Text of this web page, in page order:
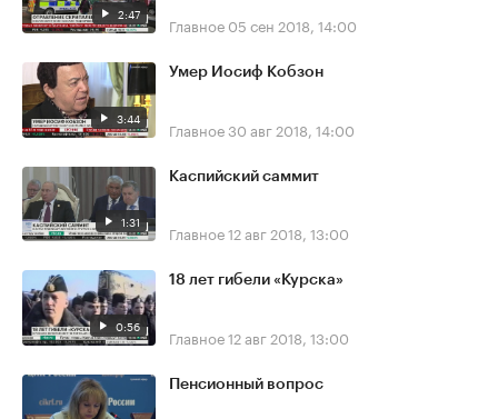
2:47 Главное 05 сен 2018, 14:00
3:44
Умер Иосиф Кобзон
Главное30 авг 2018, 14:00
1:31
Каспийский саммит
Главное12 авг 2018, 13:00
0:56
18 лет гибели «Курска»
Главное12 авг 2018, 13:00
Пенсионный вопрос